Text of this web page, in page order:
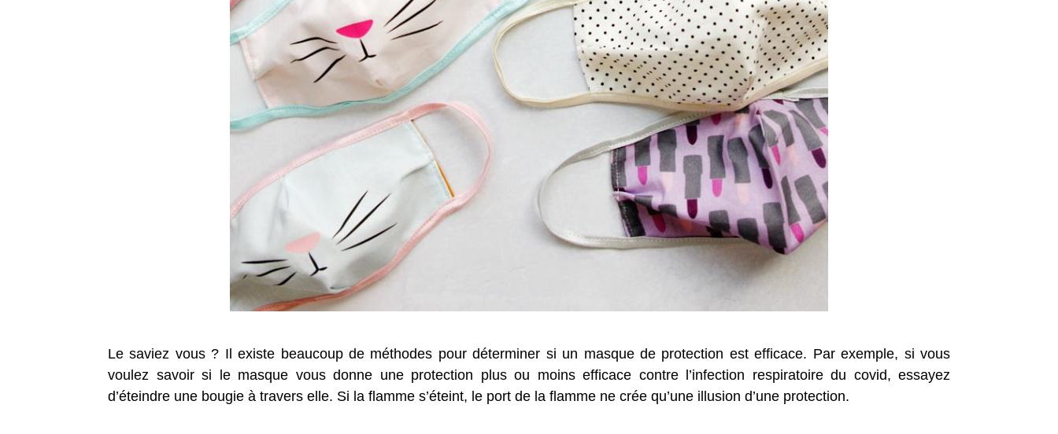
Le saviez vous ? Il existe beaucoup de méthodes pour déterminer si un masque de protection est efficace. Par exemple, si vous
voulez savoir si le masque vous donne une protection plus ou moins efficace contre l’infection respiratoire du covid, essayez
d’éteindre une bougie à travers elle. Si la flamme s’éteint, le port de la flamme ne crée qu’une illusion d’une protection.